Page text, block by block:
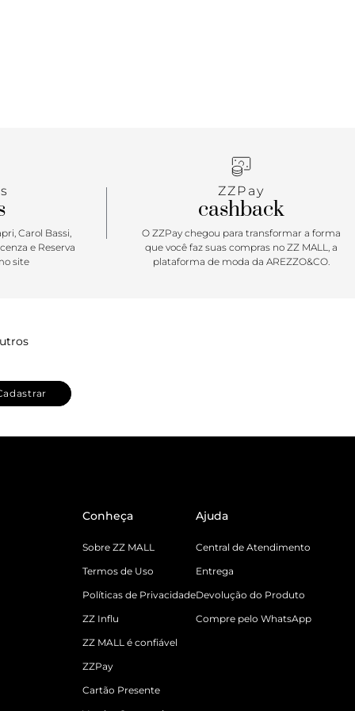
Carol Bassi,
e Reserva
site
ZZPay
cashback
O ZZPay chegou para transformar a forma
que você faz suas compras no ZZ MALL, a
plataforma de moda da AREZZO&CO.
Conheça
Sobre ZZ MALL
Termos de Uso
Políticas de Privacidade
ZZ Influ
ZZ MALL é confiável
ZZPay
Cartão Presente
Ajuda
Central de Atendimento
Entrega
Devolução do Produto
Compre pelo WhatsApp